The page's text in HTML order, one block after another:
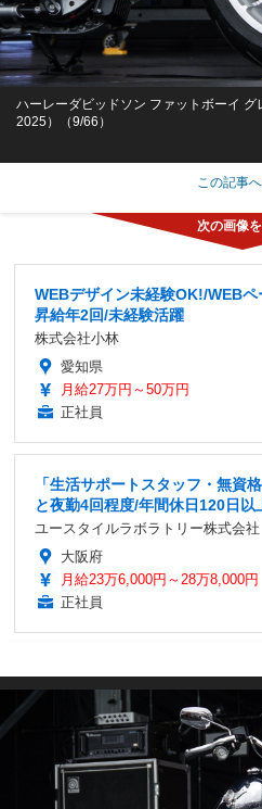
ハーレーダビッドソン ファットボーイ
2025）（9/66）
この記事
WEBデザイン未経験OK!/WEB
昇給年2回/未経験活躍
株式会社小林
愛知県
月給27万円～50万円
正社員
「生活サポートスタッフ・無資
と夜勤4回程度/年間休日120日以
ユースタイルラボラトリー株式会社
大阪府
月給23万6,000円～28万8,000円
正社員